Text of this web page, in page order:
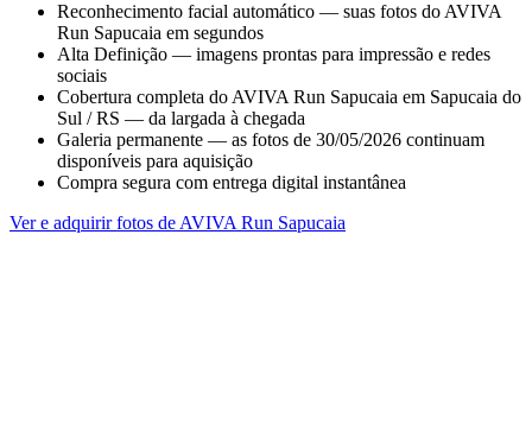
Reconhecimento facial automático — suas fotos do AVIVA
Run Sapucaia em segundos
Alta Definição — imagens prontas para impressão e redes
sociais
Cobertura completa do AVIVA Run Sapucaia em Sapucaia do
Sul / RS — da largada à chegada
Galeria permanente — as fotos de 30/05/2026 continuam
disponíveis para aquisição
Compra segura com entrega digital instantânea
Ver e adquirir fotos de AVIVA Run Sapucaia